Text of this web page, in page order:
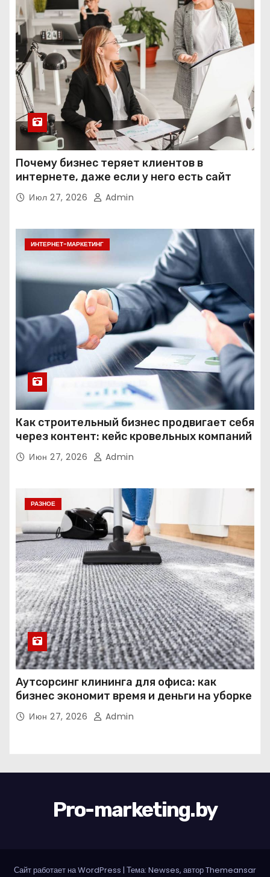
Почему бизнес теряет клиентов в
интернете, даже если у него есть сайт
Июл 27, 2026 Admin
ИНТЕРНЕТ-МАРКЕТИНГ
Как строительный бизнес продвигает себя
через контент: кейс кровельных компаний
Июн 27, 2026 Admin
РАЗНОЕ
Аутсорсинг клининга для офиса: как
бизнес экономит время и деньги на уборке
Июн 27, 2026 Admin
Pro-marketing.by
Сайт работает на WordPress | Тема: Newses, авторThemeansar